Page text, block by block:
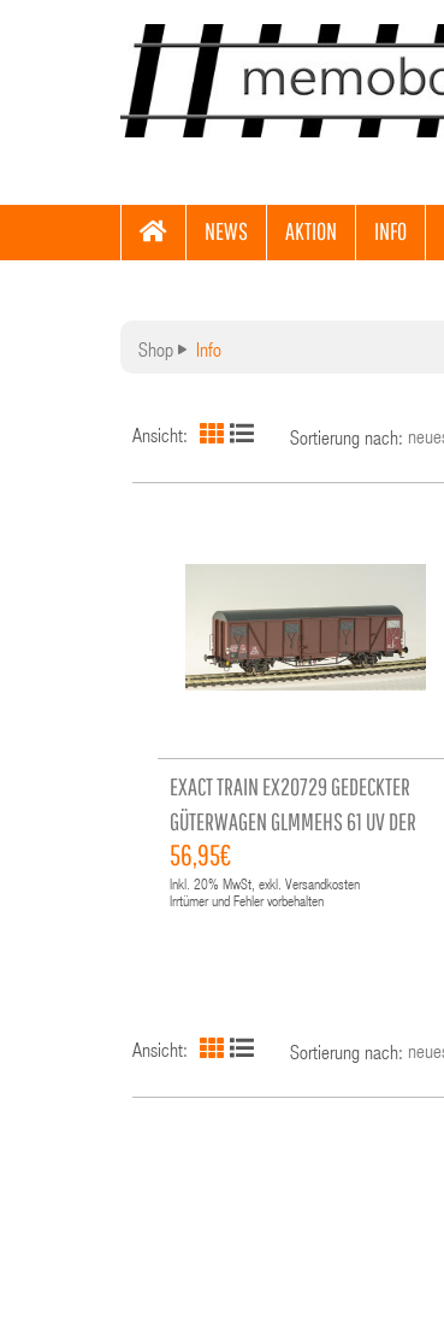
NEWS AKTION INFO
Shop Info
Ansicht: Sortierung nach:
EXACT TRAIN EX20729 GEDECKTER
GÜTERWAGEN GLMMEHS 61 UV DER
DB, EPOCHE III
56,95€
Inkl. 20% MwSt, exkl. Versandkosten
Irrtümer und Fehler vorbehalten
Ansicht: Sortierung nach: